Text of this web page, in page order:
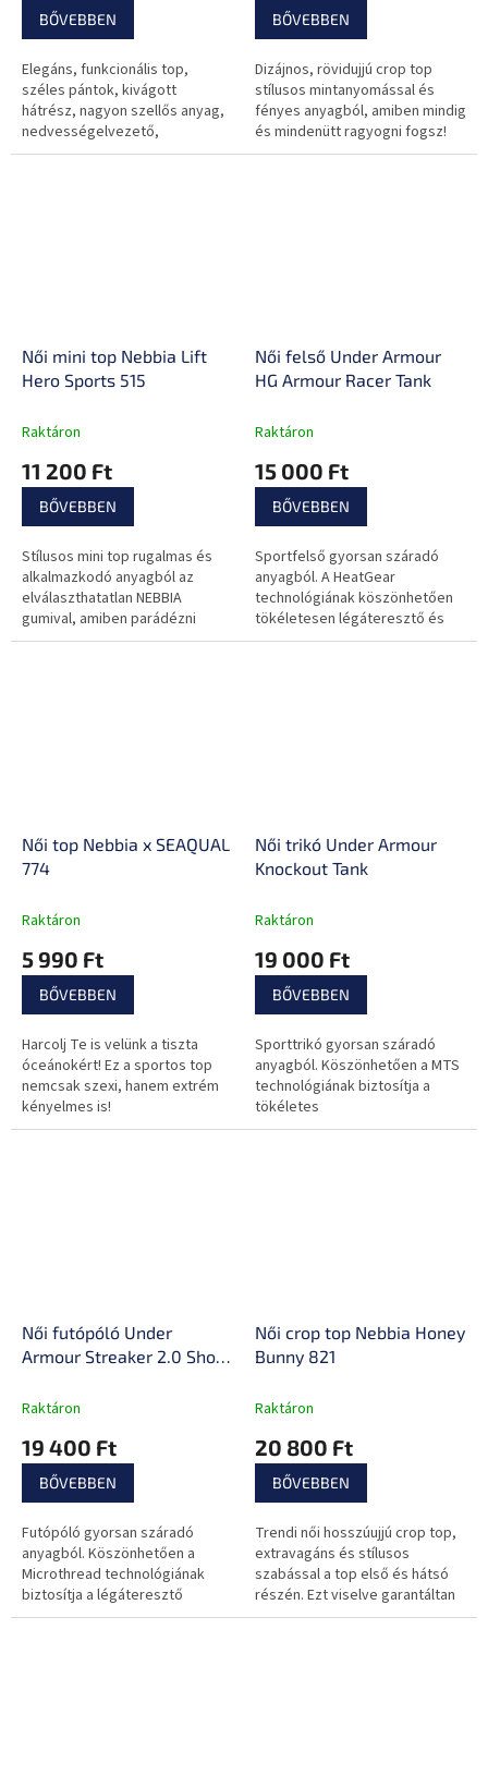
BŐVEBBEN
Elegáns, funkcionális top,
széles pántok, kivágott
hátrész, nagyon szellős anyag,
nedvességelvezető,
fittneszhez, futáshoz, jógához.
BŐVEBBEN
Dizájnos, rövidujjú crop top
stílusos mintanyomással és
fényes anyagból, amiben mindig
és mindenütt ragyogni fogsz!
Női mini top Nebbia Lift
Hero Sports 515
Raktáron
11 200 Ft
BŐVEBBEN
Stílusos mini top rugalmas és
alkalmazkodó anyagból az
elválaszthatatlan NEBBIA
gumival, amiben parádézni
fogsz!
Női felső Under Armour
HG Armour Racer Tank
Raktáron
15 000 Ft
BŐVEBBEN
Sportfelső gyorsan száradó
anyagból. A HeatGear
technológiának köszönhetően
tökéletesen légáteresztő és
nedvességelvezető.
Női top Nebbia x SEAQUAL
774
Raktáron
5 990 Ft
BŐVEBBEN
Harcolj Te is velünk a tiszta
óceánokért! Ez a sportos top
nemcsak szexi, hanem extrém
kényelmes is!
Női trikó Under Armour
Knockout Tank
Raktáron
19 000 Ft
BŐVEBBEN
Sporttrikó gyorsan száradó
anyagból. Köszönhetően a MTS
technológiának biztosítja a
tökéletes
légátereszthetőséget és a
Női futópóló Under
Armour Streaker 2.0 Short
Raktáron
19 400 Ft
BŐVEBBEN
Futópóló gyorsan száradó
anyagból. Köszönhetően a
Microthread technológiának
biztosítja a légáteresztő
képességet és a verejték
Női crop top Nebbia Honey
Bunny 821
Raktáron
20 800 Ft
BŐVEBBEN
Trendi női hosszúujjú crop top,
extravagáns és stílusos
szabással a top első és hátsó
részén. Ezt viselve garantáltan
feltűnő leszek bárhol is légy.